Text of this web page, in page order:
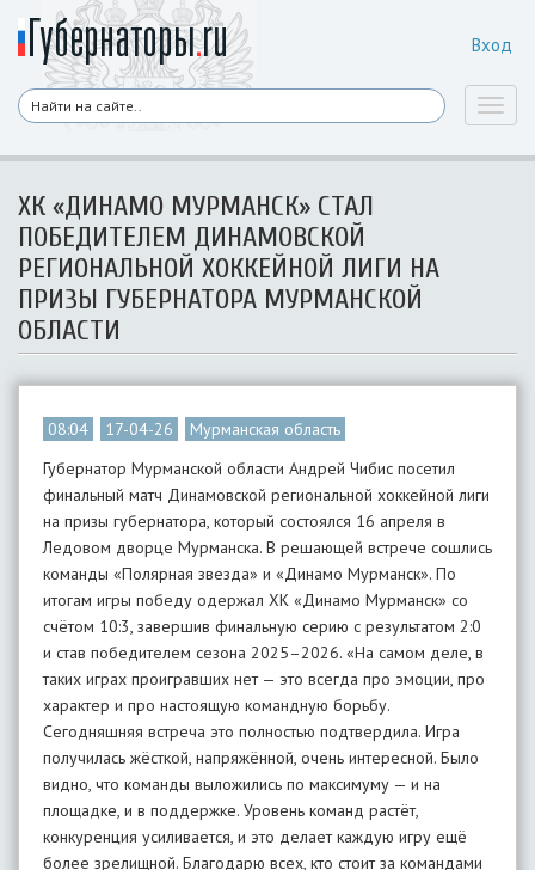
Вход
ХК «ДИНАМО МУРМАНСК» СТАЛ
ПОБЕДИТЕЛЕМ ДИНАМОВСКОЙ
РЕГИОНАЛЬНОЙ ХОККЕЙНОЙ ЛИГИ НА
ПРИЗЫ ГУБЕРНАТОРА МУРМАНСКОЙ
ОБЛАСТИ
08:04 17-04-26
Мурманская область
Губернатор Мурманской области Андрей Чибис посетил
финальный матч Динамовской региональной хоккейной лиги
на призы губернатора, который состоялся 16 апреля в
Ледовом дворце Мурманска. В решающей встрече сошлись
команды «Полярная звезда» и «Динамо Мурманск». По
итогам игры победу одержал ХК «Динамо Мурманск» со
счётом 10:3, завершив финальную серию с результатом 2:0
и став победителем сезона 2025–2026. «На самом деле, в
таких играх проигравших нет — это всегда про эмоции, про
характер и про настоящую командную борьбу.
Сегодняшняя встреча это полностью подтвердила. Игра
получилась жёсткой, напряжённой, очень интересной. Было
видно, что команды выложились по максимуму — и на
площадке, и в поддержке. Уровень команд растёт,
конкуренция усиливается, и это делает каждую игру ещё
более зрелищной. Благодарю всех, кто стоит за командами